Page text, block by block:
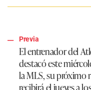
Previa
El entrenador del
destacó este
la MLS, su próximo
recibirá el jueves a